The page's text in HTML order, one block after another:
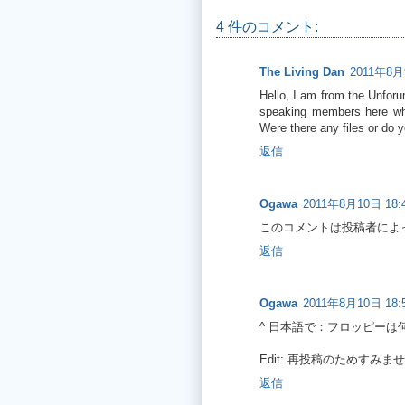
4 件のコメント:
The Living Dan 2011年8
Hello, I am from the
speaking members here
Were there any files or do
返信
Ogawa 2011年8月10日
このコメントは投稿者に
返信
Ogawa 2011年8月10日
^ 日本語で：フロッピー
Edit: 再投稿のためすみま
返信